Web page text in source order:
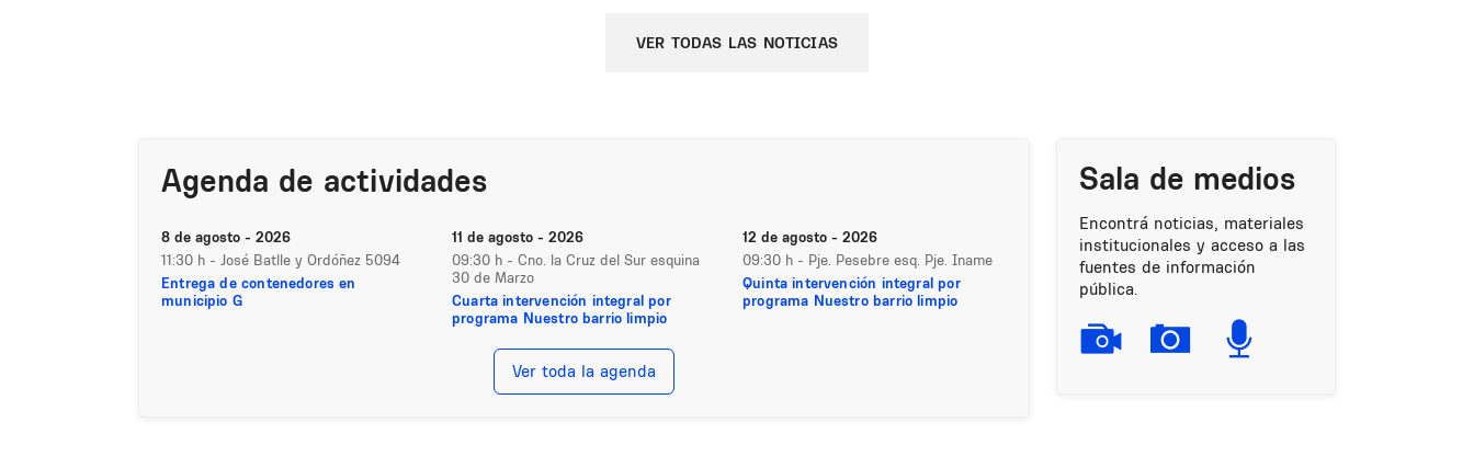
VER TODAS LAS NOTICIAS
Agenda de actividades
8 de agosto - 2026
11:30 h - José Batlle y Ordóñez 5094
Entrega de contenedores en
municipio G
11 de agosto - 2026
09:30 h- Cno. la Cruz del Sur esquina
30 de Marzo
Cuarta intervención integral por
programa Nuestro barrio limpio
12 de agosto - 2026
09:30 h- Pje. Pesebre esq. Pje. Iname
Quinta intervención integral por
programa Nuestro barrio limpio
Ver toda la agenda
Sala de medios
Encontrá noticias, materiales
institucionales y acceso a las
fuentes de información
pública.